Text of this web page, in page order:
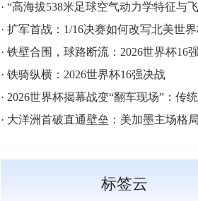
· “高海拔538米足球空气动力学特征与飞行轨迹调控机制——以2026世界杯BBVA
· 扩军首战：1/16决赛如何改写北美世界杯的
· 铁壁合围，球路断流：2026世界杯16
· 铁骑纵横：2026世界杯16强决战
· 2026世界杯揭幕战变“翻车现场”：传统豪门
· 大洋洲首破直通壁垒：美加墨主场格局下的战
标签云